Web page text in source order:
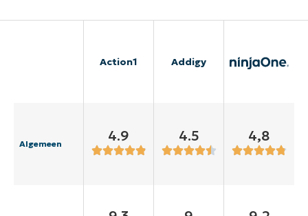
Action1 Addigy
Algemeen 4.9 4.5 4,8